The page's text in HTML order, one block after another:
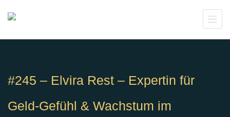
#245 – Elvira Rest – Expertin für
Geld-Gefühl & Wachstum im